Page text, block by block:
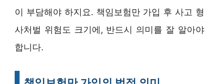
이 부담해야 하지요. 책임보험만 가입 후 사고 형
사처벌 위험도 크기에, 반드시 의미를 잘 알아야
합니다.